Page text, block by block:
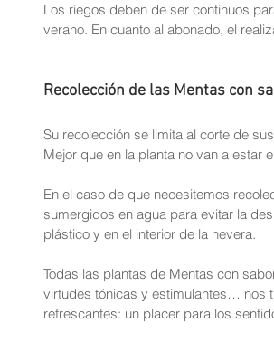
Los riegos deben de ser continuos
verano. En cuanto al abonado, el
Recolección de las Mentas con
Su recolección se limita al corte de
Mejor que en la planta no van a estar
En el caso de que necesitemos
sumergidos en agua para evitar la
plástico y en el interior de la nevera.
Todas las plantas de Mentas con
virtudes tónicas y estimulantes… nos
refrescantes: un placer para los